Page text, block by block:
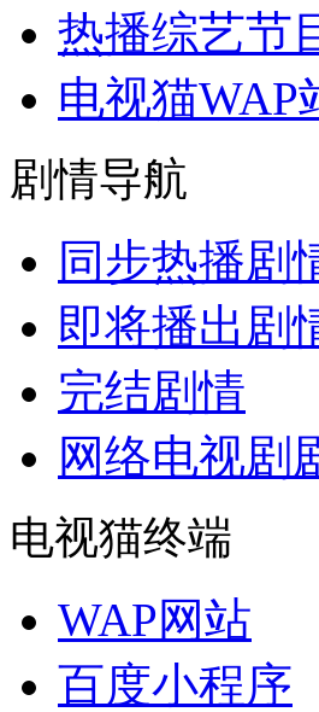
热播综艺节
电视猫WAP
剧情导航
同步热播剧
即将播出剧
完结剧情
网络电视剧
电视猫终端
WAP网站
百度小程序